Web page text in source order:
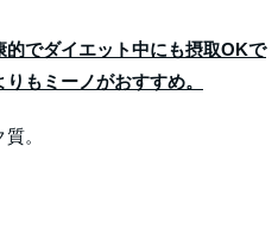
でダイエット中にも摂取OKで
もミーノがおすすめ。
。